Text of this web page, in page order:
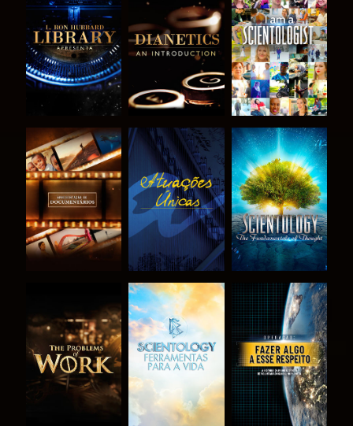
EXPLORAR A
SÉRIE
EXPLORAR A
SÉRIE
VER
EXPLORAR A
VER
EXPLORAR A
SÉRIE
EXPLORAR A
SÉRIE
EXPLORAR A
SÉRIE
VER